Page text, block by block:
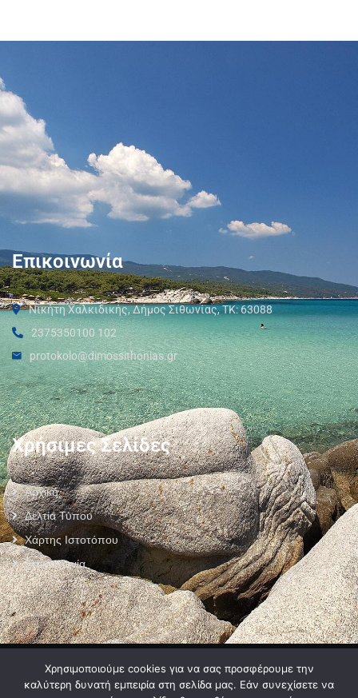
Επικοινωνία
Νικήτη Χαλκιδικής, Δήμος Σιθωνίας, ΤΚ: 63088
2375350100 102
protokolo@dimossithonias.gr
Χρήσιμες Σελίδες
Αρχική
Δελτία Τύπου
Χάρτης Ιστοτόπου
Επικοινωνία
Όροι Χρήσης
Χρησιμοποιούμε cookies για να σας προσφέρουμε την
καλύτερη δυνατή εμπειρία στη σελίδα μας. Εάν συνεχίσετε να